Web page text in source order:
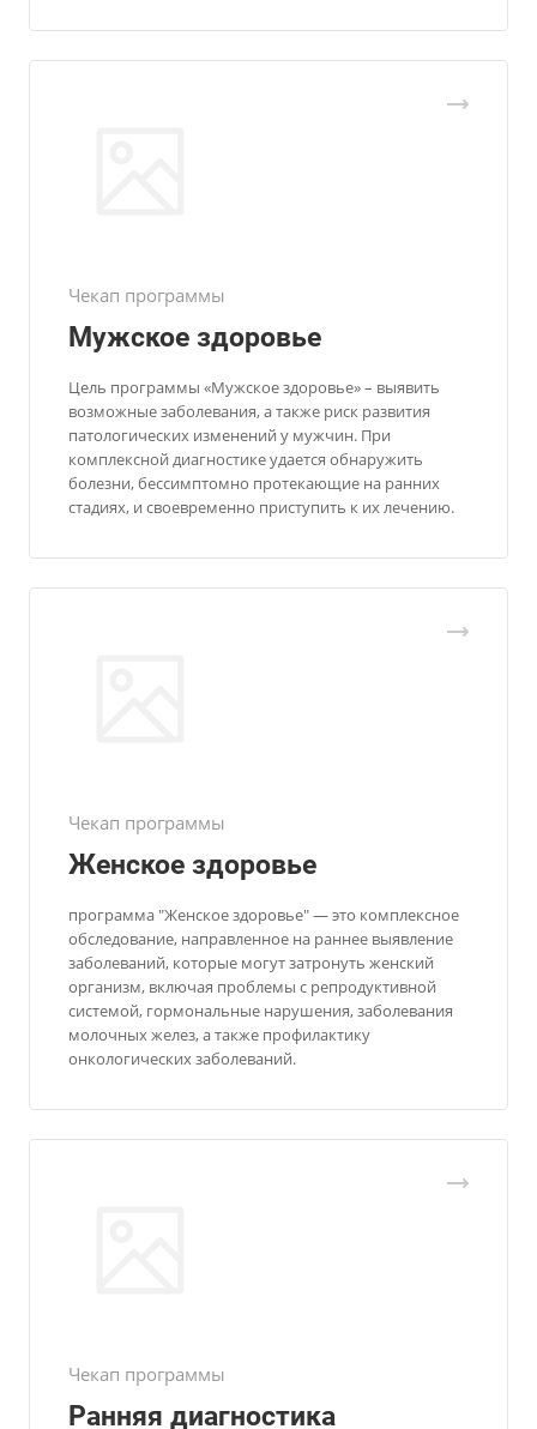
Чекап программы
Мужское здоровье
Цель программы «Мужское здоровье» – выявить
возможные заболевания, а также риск развития
патологических изменений у мужчин. При
комплексной диагностике удается обнаружить
болезни, бессимптомно протекающие на ранних
стадиях, и своевременно приступить к их лечению.
Чекап программы
Женское здоровье
программа "Женское здоровье" — это комплексное
обследование, направленное на раннее выявление
заболеваний, которые могут затронуть женский
организм, включая проблемы с репродуктивной
системой, гормональные нарушения, заболевания
молочных желез, а также профилактику
онкологических заболеваний.
Чекап программы
Ранняя диагностика